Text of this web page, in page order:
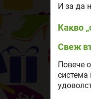
И за да
Какво
Свеж
Повече
система